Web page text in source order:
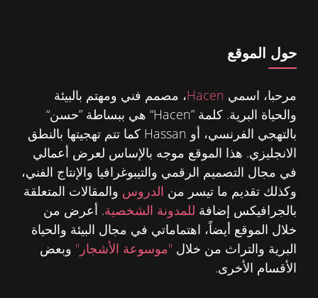
حول الموقع
مرحبا، اسمي Hacen، مصمم فني ومهتم بالبيئة
والحياة البرية. كلمة ”Hacen“ هي ببساطة ”حسن“
بالتهجي الفرنسي، أو Hassan كما تتم تهجيتها بالنطق
الانجليزي. هذا الموقع موجه بالإساس لعرض أعمالي
في مجال التصميم الرقمي والتيبوغرافيا والإنتاج الفني،
وكذلك تقديم ما تيسر من الدروس والمقالات المتعلقة
بالجرافيكس إضافة للمدونة الشخصية. أعرض من
خلال الموقع أيضاً، اهتماماتي في مجال البيئة والحياة
البرية والتراث من خلال "موسوعة الأشجار" وبعض
الأقسام الأخرى.